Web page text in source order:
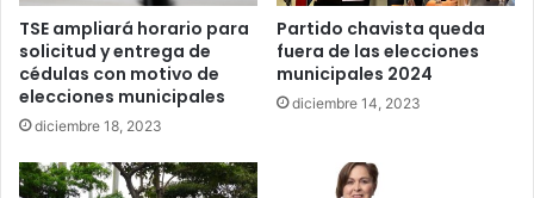
TSE ampliará horario para
solicitud y entrega de
cédulas con motivo de
elecciones municipales
diciembre 18, 2023
Partido chavista queda
fuera de las elecciones
municipales 2024
diciembre 14, 2023